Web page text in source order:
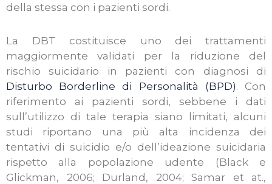
della stessa con i pazienti sordi.
La DBT costituisce uno dei trattamenti
maggiormente validati per la riduzione del
rischio suicidario in pazienti con diagnosi di
Disturbo Borderline di Personalità (BPD). Con
riferimento ai pazienti sordi, sebbene i dati
sull’utilizzo di tale terapia siano limitati, alcuni
studi riportano una più alta incidenza dei
tentativi di suicidio e/o dell’ideazione suicidaria
rispetto alla popolazione udente (Black e
Glickman, 2006; Durland, 2004; Samar et at.,